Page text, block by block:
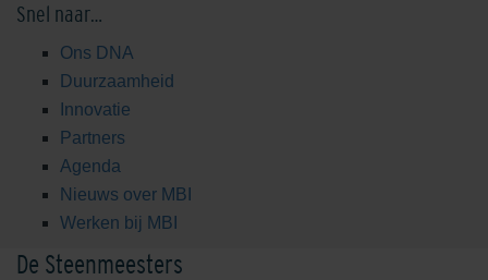
Snel naar…
Ons DNA
Duurzaamheid
Innovatie
Partners
Agenda
Nieuws over MBI
Werken bij MBI
De Steenmeesters